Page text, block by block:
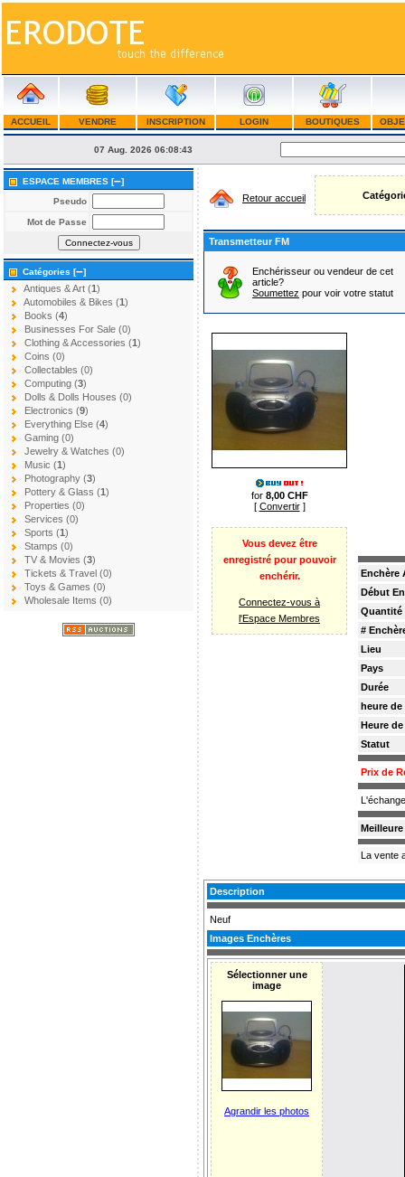
ACCUEIL VENDRE INSCRIPTION LOGIN BOUTIQUES
07 Aug. 2026 06:08:43
ESPACE MEMBRES [–]
Pseudo
Mot de Passe
Catégories [–]
Antiques & Art (1)
Automobiles & Bikes (1)
Books (4)
Businesses For Sale (0)
Clothing & Accessories (1)
Coins (0)
Collectables (0)
Computing (3)
Dolls & Dolls Houses (0)
Electronics (9)
Everything Else (4)
Gaming (0)
Jewelry & Watches (0)
Music (1)
Photography (3)
Pottery & Glass (1)
Properties (0)
Services (0)
Sports (1)
Stamps (0)
TV & Movies (3)
Tickets & Travel (0)
Toys & Games (0)
Wholesale Items (0)
Retour accueil
Transmetteur FM
Enchérisseur ou vendeur de cet
article?
Soumettez pour voir votre statut
for 8,00 CHF
[ Convertir]
Vous devez être
enregistré pour pouvoir
enchérir.
Connectez-vous à
l'Espace Membres
Enchère
Début
Quantité
#
Lieu
Pays
Durée
heure de
Heure
Statut
Prix de
La vente
Description
Neuf
Images Enchères
Sélectionner une
image
Agrandir les photos